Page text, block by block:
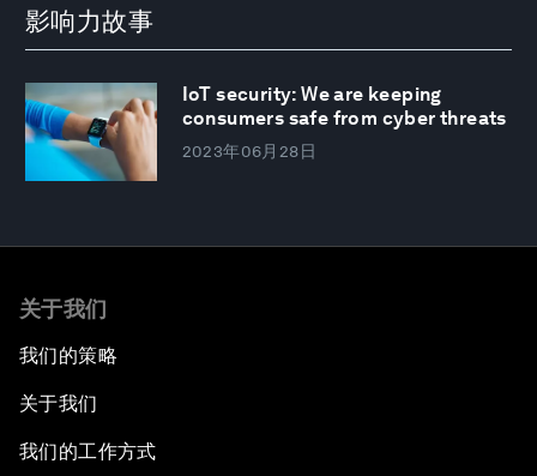
影响力故事
IoT security: We are keeping
consumers safe from cyber threats
2023年06月28日
关于我们
我们的策略
关于我们
我们的工作方式